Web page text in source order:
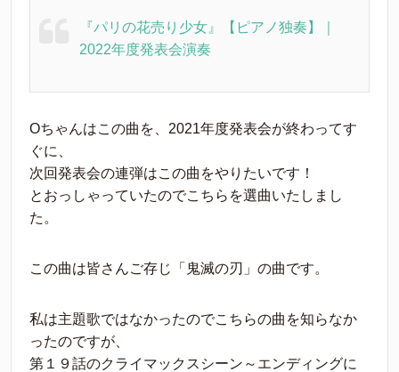
『パリの花売り少女』【ピアノ独奏】｜
2022年度発表会演奏
Oちゃんはこの曲を、2021年度発表会が終わってす
ぐに、
次回発表会の連弾はこの曲をやりたいです！
とおっしゃっていたのでこちらを選曲いたしまし
た。
この曲は皆さんご存じ「鬼滅の刃」の曲です。
私は主題歌ではなかったのでこちらの曲を知らなか
ったのですが、
第１９話のクライマックスシーン～エンディングに